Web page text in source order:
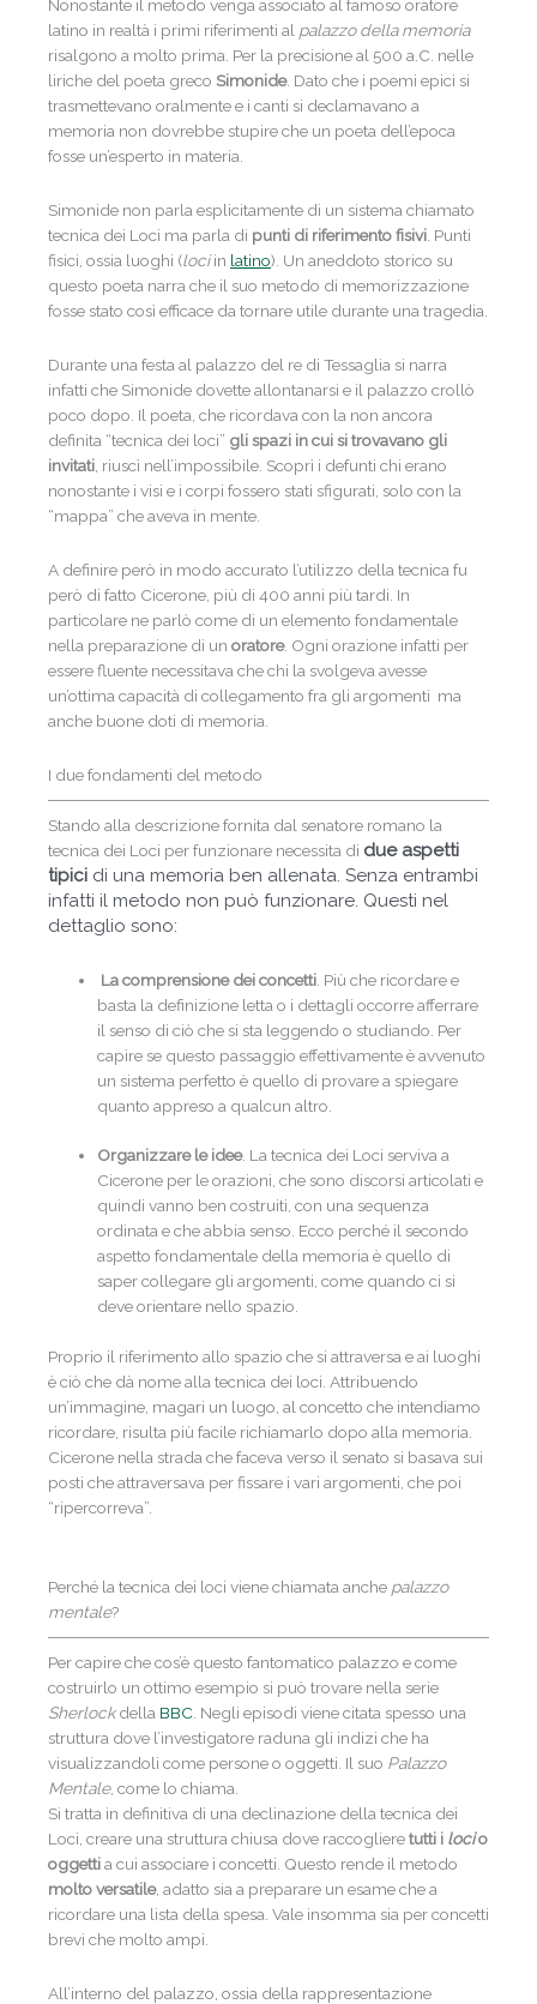
Nonostante il metodo venga associato al famoso oratore
latino in realtà i primi riferimenti al palazzo della memoria
risalgono a molto prima. Per la precisione al 500 a.C. nelle
liriche del poeta greco Simonide. Dato che i poemi epici si
trasmettevano oralmente e i canti si declamavano a
memoria non dovrebbe stupire che un poeta dell’epoca
fosse un’esperto in materia.
Simonide non parla esplicitamente di un sistema chiamato
tecnica dei Loci ma parla di punti di riferimento fisivi. Punti
fisici, ossia luoghi (lociin latino). Un aneddoto storico su
questo poeta narra che il suo metodo di memorizzazione
fosse stato così efficace da tornare utile durante una tragedia.
Durante una festa al palazzo del re di Tessaglia si narra
infatti che Simonide dovette allontanarsi e il palazzo crollò
poco dopo. Il poeta, che ricordava con la non ancora
definita “tecnica dei loci” gli spazi in cui si trovavano gli
invitati , riuscì nell’impossibile. Scoprì i defunti chi erano
nonostante i visi e i corpi fossero stati sfigurati, solo con la
“mappa” che aveva in mente.
A definire però in modo accurato l’utilizzo della tecnica fu
però di fatto Cicerone, più di 400 anni più tardi. In
particolare ne parlò come di un elemento fondamentale
nella preparazione di un oratore. Ogni orazione infatti per
essere fluente necessitava che chi la svolgeva avesse
un’ottima capacità di collegamento fra gli argomenti ma
anche buone doti di memoria.
I due fondamenti del metodo
Stando alla descrizione fornita dal senatore romano la
tecnica dei Loci per funzionare necessita di due aspetti
tipici di una memoria ben allenata. Senza entrambi
infatti il metodo non può funzionare. Questi nel
dettaglio sono:
La comprensione dei concetti . Più che ricordare e
basta la definizione letta o i dettagli occorre afferrare
il senso di ciò che si sta leggendo o studiando. Per
capire se questo passaggio effettivamente è avvenuto
un sistema perfetto è quello di provare a spiegare
quanto appreso a qualcun altro.
Organizzare le idee. La tecnica dei Loci serviva a
Cicerone per le orazioni, che sono discorsi articolati e
quindi vanno ben costruiti, con una sequenza
ordinata e che abbia senso. Ecco perché il secondo
aspetto fondamentale della memoria è quello di
saper collegare gli argomenti, come quando ci si
deve orientare nello spazio.
Proprio il riferimento allo spazio che si attraversa e ai luoghi
è ciò che dà nome alla tecnica dei loci. Attribuendo
un’immagine, magari un luogo, al concetto che intendiamo
ricordare, risulta più facile richiamarlo dopo alla memoria.
Cicerone nella strada che faceva verso il senato si basava sui
posti che attraversava per fissare i vari argomenti, che poi
“ripercorreva”.
Perché la tecnica dei loci viene chiamata anche palazzo
mentale?
Per capire che cos’è questo fantomatico palazzo e come
costruirlo un ottimo esempio si può trovare nella serie
Sherlockdella BBC . Negli episodi viene citata spesso una
struttura dove l’investigatore raduna gli indizi che ha
visualizzandoli come persone o oggetti. Il suo Palazzo
Mentale, come lo chiama.
Si tratta in definitiva di una declinazione della tecnica dei
Loci, creare una struttura chiusa dove raccoglieretutti i locio
oggettia cui associare i concetti. Questo rende il metodo
molto versatile, adatto sia a preparare un esame che a
ricordare una lista della spesa. Vale insomma sia per concetti
brevi che molto ampi.
All’interno del palazzo, ossia della rappresentazione